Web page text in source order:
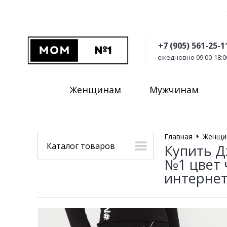
+7 (905) 561-25-
ежедневно 09:00-
Женщинам Мужчинам
Каталог товаров
Главная
Купить
№1 цвет